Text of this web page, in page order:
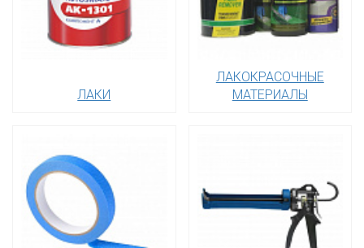
ЛАКИ
ЛАКОКРАСОЧНЫЕ
МАТЕРИАЛЫ